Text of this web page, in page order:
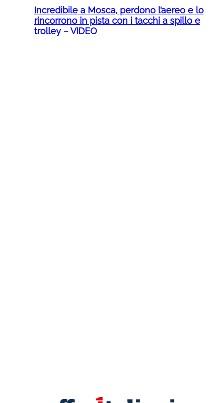
Incredibile a Mosca, perdono l’aereo e lo
rincorrono in pista con i tacchi a spillo e
trolley – VIDEO